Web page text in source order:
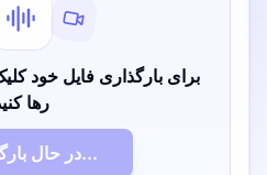
برای بارگذاری فایل خود
رها
در حال بارگذاری...